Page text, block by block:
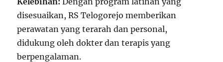
disesuaikan, RS Telogorejo memberikan
perawatan yang terarah dan personal,
didukung oleh dokter dan terapis yang
berpengalaman.